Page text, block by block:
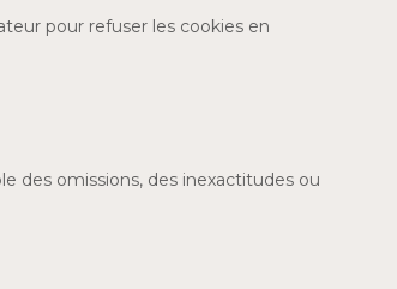
pour refuser les cookies en
des omissions, des inexactitudes ou